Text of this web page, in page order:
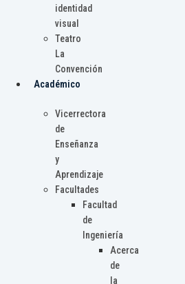
identidad
visual
Teatro
La
Convención
Académico
Vicerrectora
de
Enseñanza
y
Aprendizaje
Facultades
Facultad
de
Ingeniería
Acerca
de
la